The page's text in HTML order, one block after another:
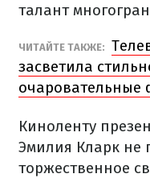
талант
ЧИТАЙТЕ ТАКЖЕ:
засветила
очаровательные
Киноленту
Эмилия Кларк не
торжественное